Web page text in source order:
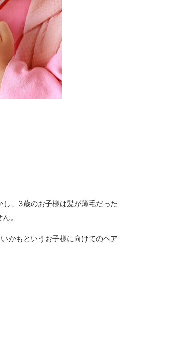
、3歳のお子様は髪が薄毛だった
。
かもというお子様に向けてのヘア